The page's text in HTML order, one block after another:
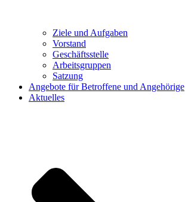
Ziele und Aufgaben
Vorstand
Geschäftsstelle
Arbeitsgruppen
Satzung
Angebote für Betroffene und Angehörige
Aktuelles